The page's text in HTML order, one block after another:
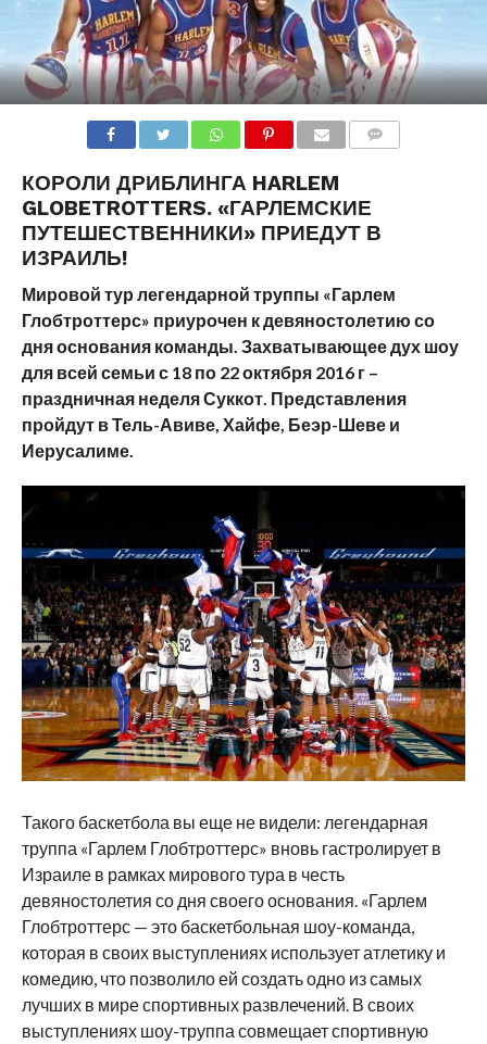
КОРОЛИ ДРИБЛИНГА HARLEM
GLOBETROTTERS. «ГАРЛЕМСКИЕ
ПУТЕШЕСТВЕННИКИ» ПРИЕДУТ В
ИЗРАИЛЬ!
Мировой тур легендарной труппы «Гарлем
Глобтроттерс» приурочен к девяностолетию со
дня основания команды. Захватывающее дух шоу
для всей семьи с 18 по 22 октября 2016 г –
праздничная неделя Суккот. Представления
пройдут в Тель-Авиве, Хайфе, Беэр-Шеве и
Иерусалиме.
Такого баскетбола вы еще не видели: легендарная
труппа «Гарлем Глобтроттерс» вновь гастролирует в
Израиле в рамках мирового тура в честь
девяностолетия со дня своего основания. «Гарлем
Глобтроттерс — это баскетбольная шоу-команда,
которая в своих выступлениях использует атлетику и
комедию, что позволило ей создать одно из самых
лучших в мире спортивных развлечений. В своих
выступлениях шоу-труппа совмещает спортивную